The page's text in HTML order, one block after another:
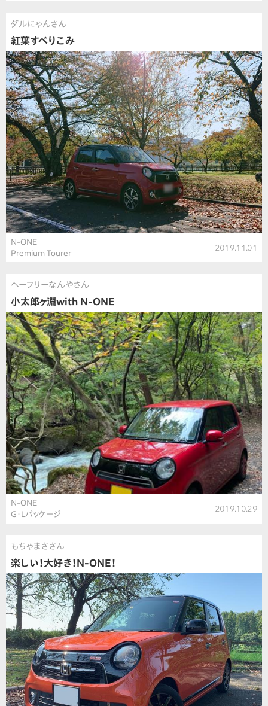
ダルにゃんさん
紅葉すべりこみ
N-ONE
Premium Tourer
2019.11.01
へーフリーなんやさん
小太郎ヶ淵with N-ONE
N-ONE
G・Lパッケージ
2019.10.29
もちゃまささん
楽しい！大好き！N-ONE！